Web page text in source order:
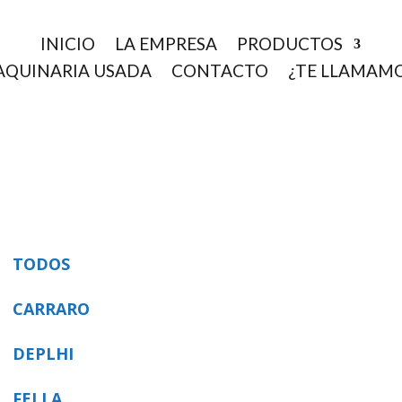
INICIO LA EMPRESA
PRODUCTOS
USADA
CONTACTO ¿TE
TODOS
CARRARO
DEPLHI